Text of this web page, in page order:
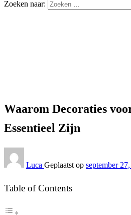
Zoeken naar:
Waarom Decoraties
Essentieel Zijn
Luca Geplaatst op september
Table of Contents